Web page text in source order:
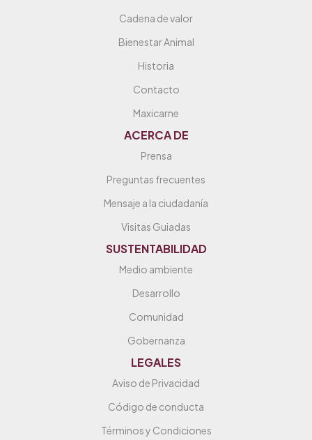
Cadena de valor
Bienestar Animal
Historia
Contacto
Maxicarne
ACERCA DE
Prensa
Preguntas frecuentes
Mensaje a la ciudadanía
Visitas Guiadas
SUSTENTABILIDAD
Medio ambiente
Desarrollo
Comunidad
Gobernanza
LEGALES
Aviso de Privacidad
Código de conducta
Términos y Condiciones